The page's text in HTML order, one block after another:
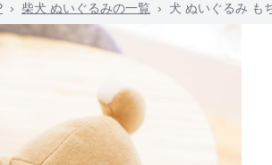
› 柴犬 ぬいぐるみの一覧 › 犬 ぬいぐるみ も